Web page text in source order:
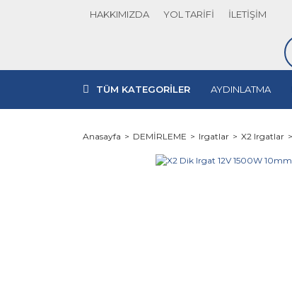
HAKKIMIZDA YOL TARİFİ İLETİŞİM
TÜM KATEGORİLER AYDINLATMA
Anasayfa DEMİRLEME Irgatlar X2 Irgatlar